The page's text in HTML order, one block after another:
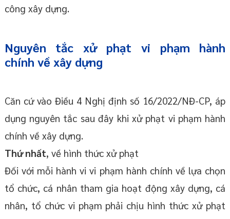
công xây dựng.
Nguyên tắc xử phạt vi phạm hành
chính về xây dựng
Căn cứ vào Điều 4 Nghị định số 16/2022/NĐ-CP, áp
dụng nguyên tắc sau đây khi xử phạt vi phạm hành
chính về xây dựng.
Thứ nhất, về hình thức xử phạt
Đối với mỗi hành vi vi phạm hành chính về lựa chọn
tổ chức, cá nhân tham gia hoạt động xây dựng, cá
nhân, tổ chức vi phạm phải chịu hình thức xử phạt